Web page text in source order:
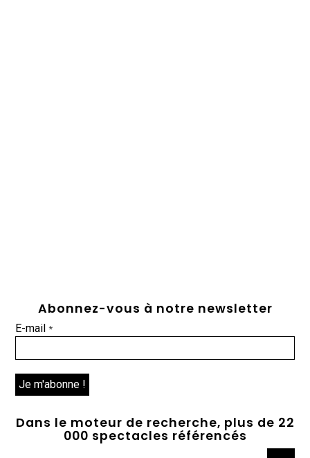
Abonnez-vous à notre newsletter
E-mail*
Dans le moteur de recherche, plus de 22
000 spectacles référencés